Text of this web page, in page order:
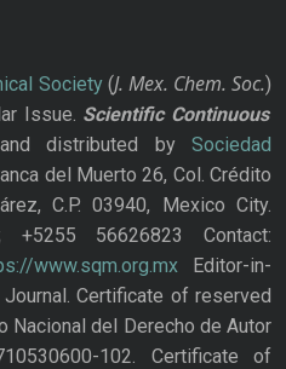
Society(J. Mex. Chem. Soc.)
Issue. Scientific Continuous
distributed bySociedad
del Muerto 26, Col. Crédito
C.P. 03940, Mexico City.
+5255 56626823 Contact:
www.sqm.org.mxEditor-in-
Certificate of reserved
Nacional del Derecho de Autor
102. Certificate of